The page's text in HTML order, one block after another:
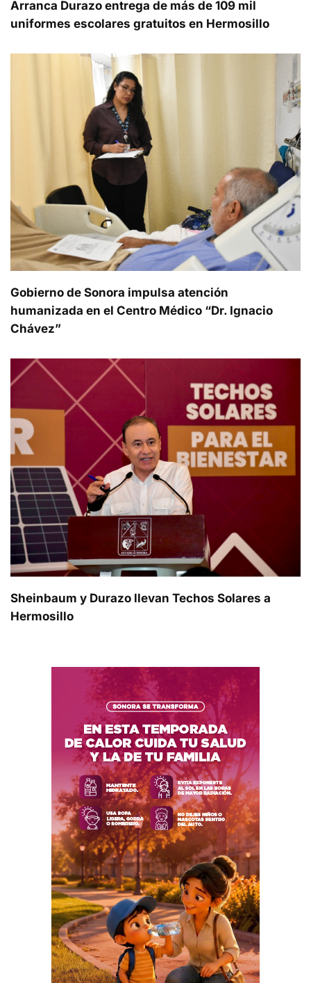
Arranca Durazo entrega de más de 109 mil
uniformes escolares gratuitos en Hermosillo
Gobierno de Sonora impulsa atención
humanizada en el Centro Médico “Dr. Ignacio
Chávez”
Sheinbaum y Durazo llevan Techos Solares a
Hermosillo